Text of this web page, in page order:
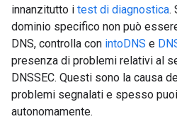
innanzitutto i test di diagnostica.
dominio specifico non può
DNS, controlla con intoDNS e
presenza di problemi relativi al
DNSSEC. Questi sono la causa
problemi segnalati e spesso
autonomamente.